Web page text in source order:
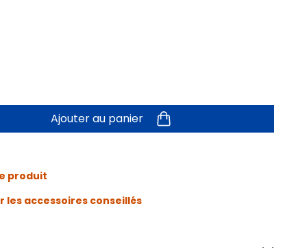
Ajouter au panier
produit
les accessoires conseillés